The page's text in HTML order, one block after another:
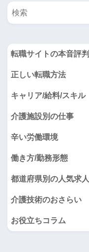
転職サイトの本音評判
正しい転職方法
キャリア/給料/スキル
介護施設別の仕事
辛い労働環境
働き方/勤務形態
都道府県別の人気求人
介護技術のおさらい
お役立ちコラム